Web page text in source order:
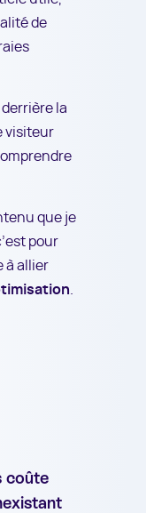
de
la
visiteur
que je
pour
à allier
coûte